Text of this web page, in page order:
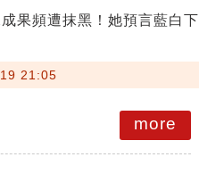
果頻遭抹黑！她預言藍白下
21:05
more